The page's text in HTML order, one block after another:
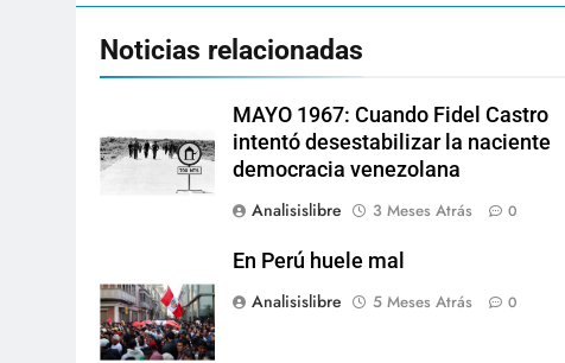
Noticias relacionadas
MAYO 1967: Cuando Fidel Castro
intentó desestabilizar la naciente
democracia venezolana
Analisislibre
3 Meses Atrás 0
En Perú huele mal
Analisislibre
5 Meses Atrás 0